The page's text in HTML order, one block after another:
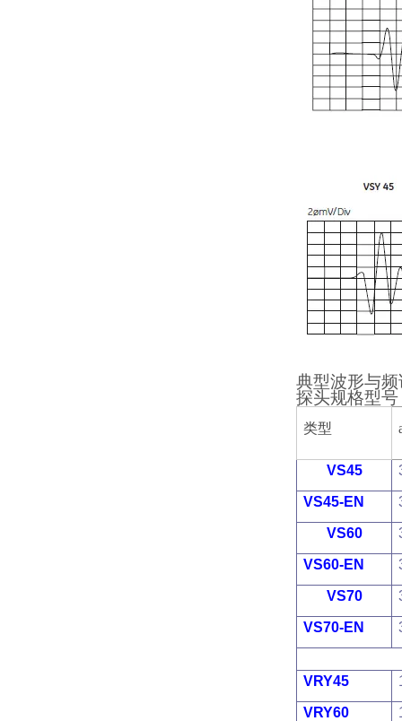
典型波形与频
探头规格型号
类型
VS45
VS45-EN
VS60
VS60-EN
VS70
VS70-EN
VRY45
VRY60